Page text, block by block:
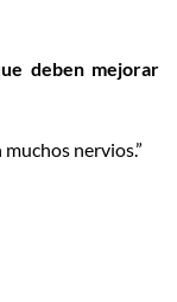
deben mejorar
nervios.”